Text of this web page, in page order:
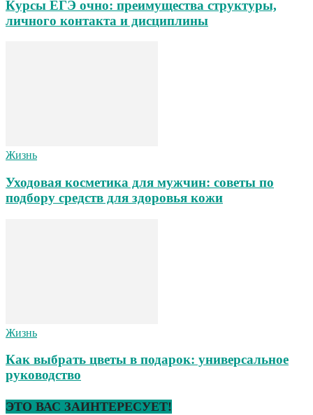
Курсы ЕГЭ очно: преимущества структуры,
личного контакта и дисциплины
Жизнь
Уходовая косметика для мужчин: советы по
подбору средств для здоровья кожи
Жизнь
Как выбрать цветы в подарок: универсальное
руководство
ЭТО ВАС ЗАИНТЕРЕСУЕТ!